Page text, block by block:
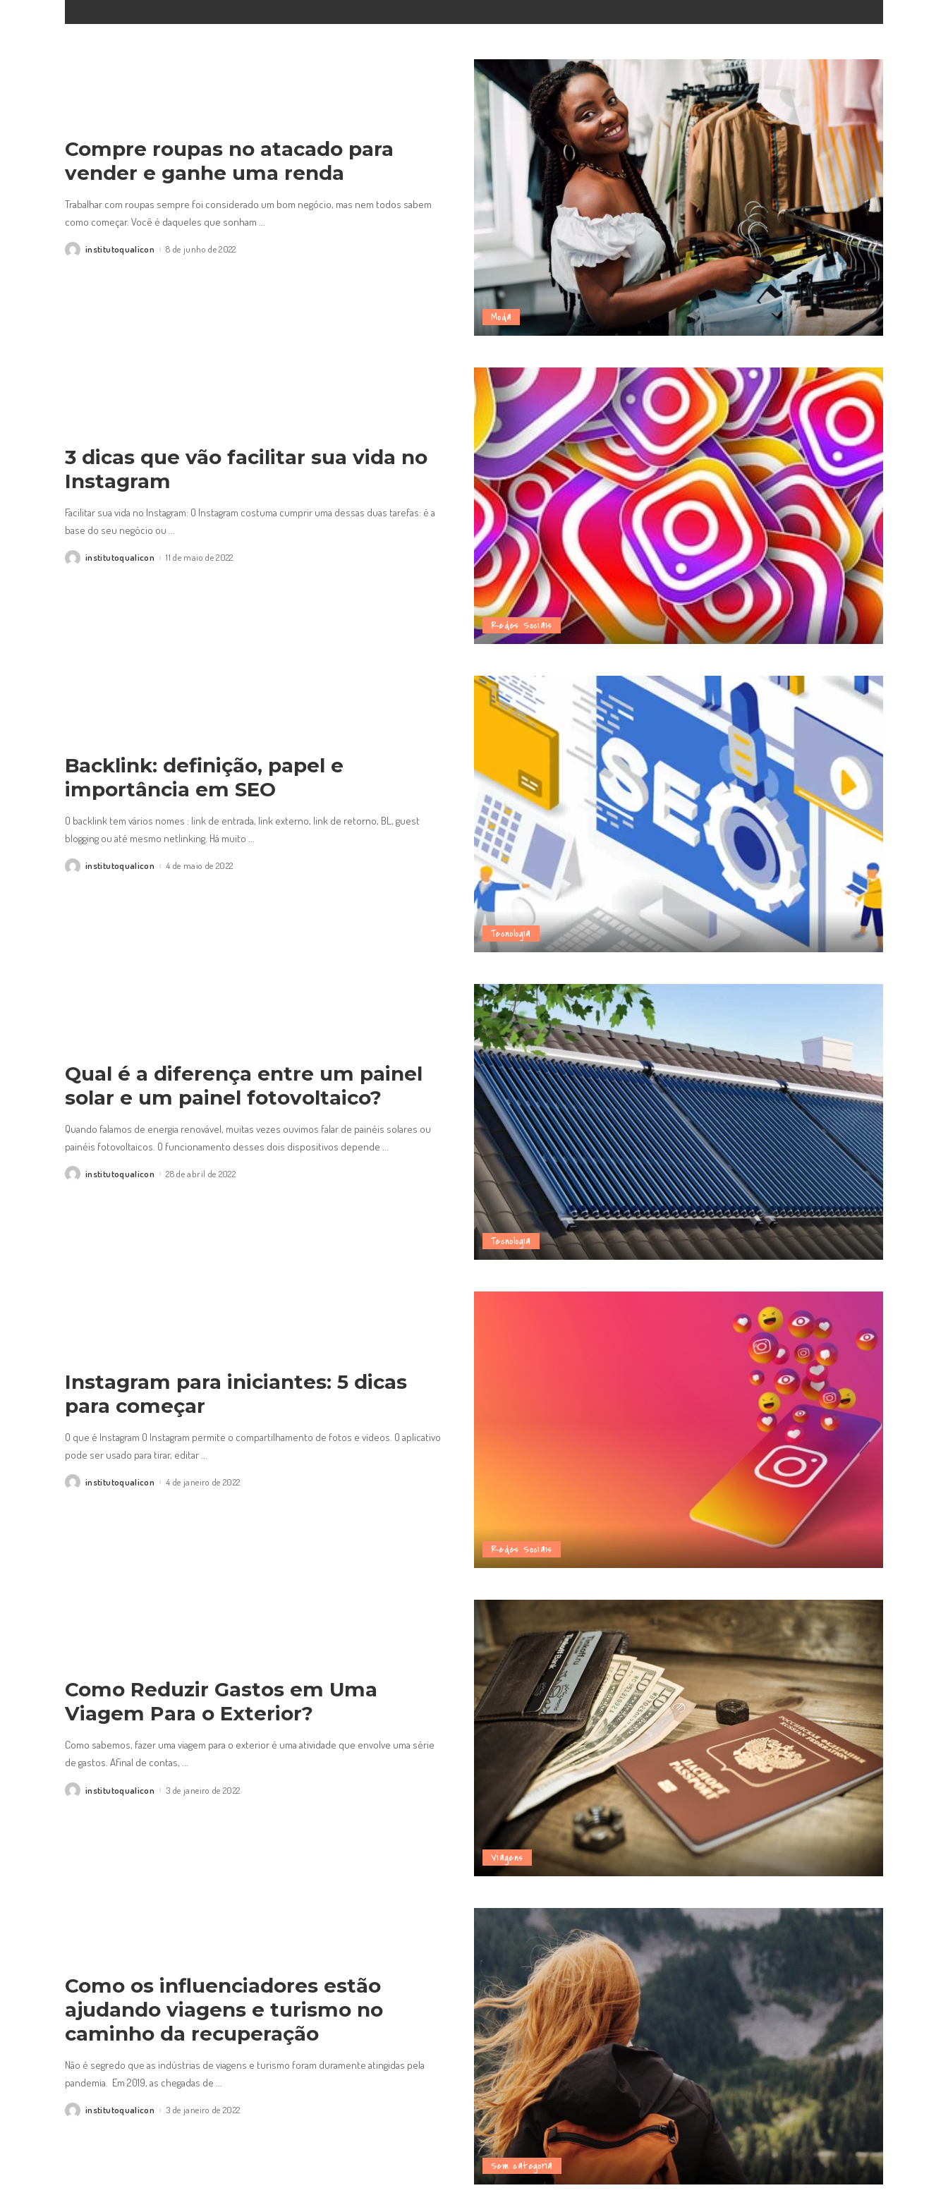
Moda
Compre roupas no atacado para
vender e ganhe uma renda
Trabalhar com roupas sempre foi considerado um bom negócio, mas nem todos sabem
como começar. Você é daqueles que sonham ...
Postedinstitutoqualicon 8 de junho de 2022
Redes Sociais
3 dicas que vão facilitar sua vida no
Instagram
Facilitar sua vida no Instagram: O Instagram costuma cumprir uma dessas duas tarefas: é a
base do seu negócio ou ...
Postedinstitutoqualicon 11 de maio de 2022
Tecnologia
Backlink: definição, papel e
importância em SEO
O backlink tem vários nomes : link de entrada, link externo, link de retorno, BL, guest
blogging ou até mesmo netlinking. Há muito ...
Postedinstitutoqualicon 4 de maio de 2022
Tecnologia
Qual é a diferença entre um painel
solar e um painel fotovoltaico?
Quando falamos de energia renovável, muitas vezes ouvimos falar de painéis solares ou
painéis fotovoltaicos. O funcionamento desses dois dispositivos depende
Postedinstitutoqualicon 28 de abril de 2022
Redes Sociais
Instagram para iniciantes: 5 dicas
para começar
O que é Instagram O Instagram permite o compartilhamento de fotos e vídeos. O aplicativo
pode ser usado para tirar, editar
Postedinstitutoqualicon 4 de janeiro de 2022
Viagens
Como Reduzir Gastos em Uma
Viagem Para o Exterior?
Como sabemos, fazer uma viagem para o exterior é uma atividade que envolve uma série
de gastos. Afinal de contas, ...
Postedinstitutoqualicon 3 de janeiro de 2022
Sem categoria
Como os influenciadores estão
ajudando viagens e turismo no
caminho da recuperação
Não é segredo que as indústrias de viagens e turismo foram duramente atingidas pela
pandemia. Em 2019, as chegadas de ...
Postedinstitutoqualicon 3 de janeiro de 2022